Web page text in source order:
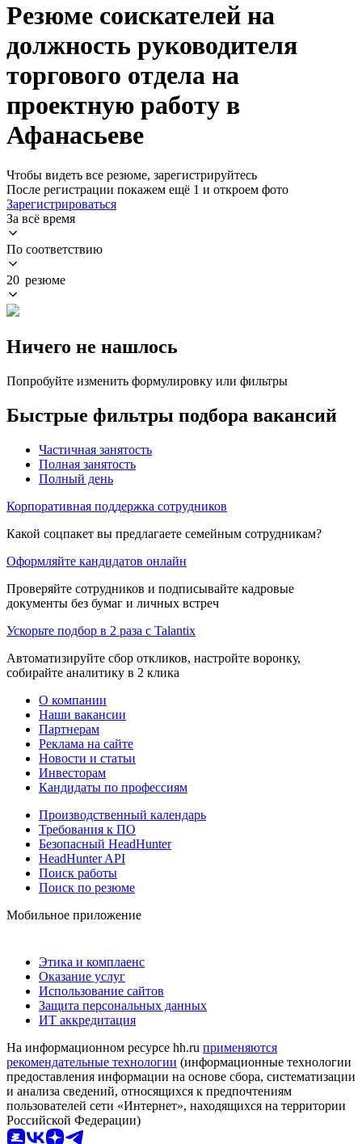
Резюме соискателей на
должность руководителя
торгового отдела на
проектную работу в
Афанасьеве
Чтобы видеть все резюме, зарегистрируйтесь
После регистрации покажем ещё 1 и откроем фото
Зарегистрироваться
За всё время
По соответствию
20 резюме
Ничего не нашлось
Попробуйте изменить формулировку или фильтры
Быстрые фильтры подбора вакансий
Частичная занятость
Полная занятость
Полный день
Корпоративная поддержка сотрудников
Какой соцпакет вы предлагаете семейным сотрудникам?
Оформляйте кандидатов онлайн
Проверяйте сотрудников и подписывайте кадровые
документы без бумаг и личных встреч
Ускорьте подбор в 2 раза с Talantix
Автоматизируйте сбор откликов, настройте воронку,
собирайте аналитику в 2 клика
О компании
Наши вакансии
Партнерам
Реклама на сайте
Новости и статьи
Инвесторам
Кандидаты по профессиям
Производственный календарь
Требования к ПО
Безопасный HeadHunter
HeadHunter API
Поиск работы
Поиск по резюме
Мобильное приложение
Этика и комплаенс
Оказание услуг
Использование сайтов
Защита персональных данных
ИТ аккредитация
На информационном ресурсе hh.ru применяются
рекомендательные технологии (информационные технологии
предоставления информации на основе сбора, систематизации
и анализа сведений, относящихся к предпочтениям
пользователей сети «Интернет», находящихся на территории
Российской Федерации)